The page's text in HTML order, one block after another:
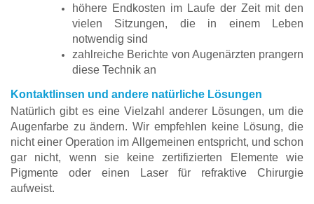
höhere Endkosten im Laufe der Zeit mit den
vielen Sitzungen, die in einem Leben
notwendig sind
zahlreiche Berichte von Augenärzten prangern
diese Technik an
Kontaktlinsen und andere natürliche Lösungen
Natürlich gibt es eine Vielzahl anderer Lösungen, um die
Augenfarbe zu ändern. Wir empfehlen keine Lösung, die
nicht einer Operation im Allgemeinen entspricht, und schon
gar nicht, wenn sie keine zertifizierten Elemente wie
Pigmente oder einen Laser für refraktive Chirurgie
aufweist.